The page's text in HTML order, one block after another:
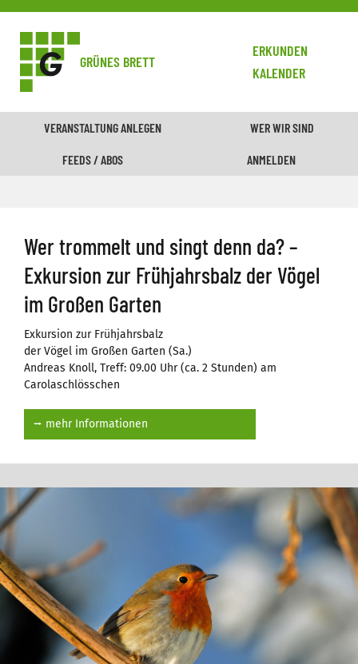
GRÜNES BRETT
ERKUNDEN
KALENDER
VERANSTALTUNG ANLEGEN WER WIR SIND
FEEDS / ABOS ANMELDEN
Wer trommelt und singt denn da? –
Exkursion zur Frühjahrsbalz der Vögel
im Großen Garten
Exkursion zur Frühjahrsbalz
der Vögel im Großen Garten (Sa.)
Andreas Knoll, Treff: 09.00 Uhr (ca. 2 Stunden) am
Carolaschlösschen
⭢ mehr Informationen